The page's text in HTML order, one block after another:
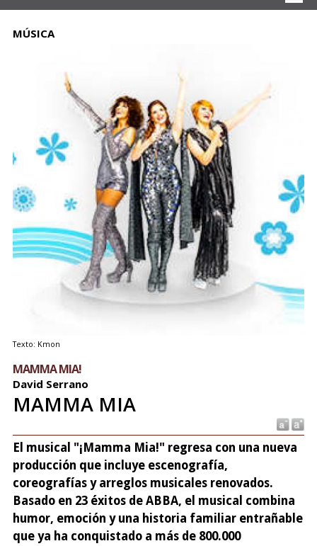
MÚSICA
Texto: Kmon
MAMMA MIA!
David Serrano
MAMMA MIA
El musical "¡Mamma Mia!" regresa con una nueva
producción que incluye escenografía,
coreografías y arreglos musicales renovados.
Basado en 23 éxitos de ABBA, el musical combina
humor, emoción y una historia familiar entrañable
que ya ha conquistado a más de 800.000